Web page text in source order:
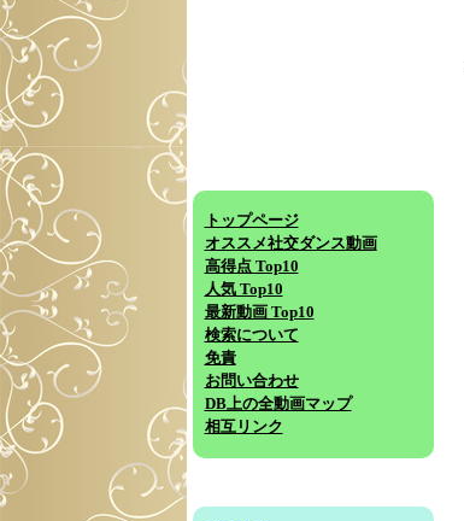
トップページ
オススメ社交ダンス動画
高得点 Top10
人気 Top10
最新動画 Top10
検索について
免責
お問い合わせ
DB上の全動画マップ
相互リンク